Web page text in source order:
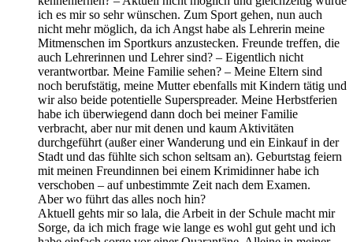
ich es mir so sehr wünschen. Zum Sport gehen, nun auch
nicht mehr möglich, da ich Angst habe als Lehrerin meine
Mitmenschen im Sportkurs anzustecken. Freunde treffen, die
auch Lehrerinnen und Lehrer sind? – Eigentlich nicht
verantwortbar. Meine Familie sehen? – Meine Eltern sind
noch berufstätig, meine Mutter ebenfalls mit Kindern tätig und
wir also beide potentielle Superspreader. Meine Herbstferien
habe ich überwiegend dann doch bei meiner Familie
verbracht, aber nur mit denen und kaum Aktivitäten
durchgeführt (außer einer Wanderung und ein Einkauf in der
Stadt und das fühlte sich schon seltsam an). Geburtstag feiern
mit meinen Freundinnen bei einem Krimidinner habe ich
verschoben – auf unbestimmte Zeit nach dem Examen.
Aber wo führt das alles noch hin?
Aktuell gehts mir so lala, die Arbeit in der Schule macht mir
Sorge, da ich mich frage wie lange es wohl gut geht und ich